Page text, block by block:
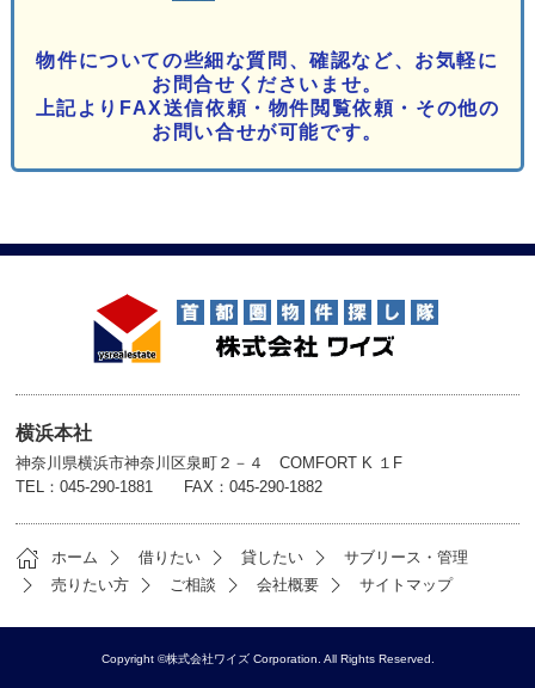
物件についての些細な質問、確認など、お気軽に
お問合せくださいませ。
上記よりFAX送信依頼・物件閲覧依頼・その他の
お問い合せが可能です。
横浜本社
神奈川県横浜市神奈川区泉町２－４ COMFORT K １F
TEL：045-290-1881 FAX：045-290-1882
ホーム 借りたい 貸したい
サブリース・管理
売りたい方
ご相談 会社概要 サイトマップ
Copyright ©株式会社ワイズ Corporation. All Rights Reserved.